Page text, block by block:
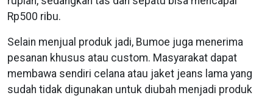
Rp500 ribu.
Selain menjual produk jadi, Bumoe juga menerima
pesanan khusus atau custom. Masyarakat dapat
membawa sendiri celana atau jaket jeans lama yang
sudah tidak digunakan untuk diubah menjadi produk